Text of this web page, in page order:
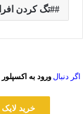
#تگ کردن
اگر دنبالورود به
خرید لایک